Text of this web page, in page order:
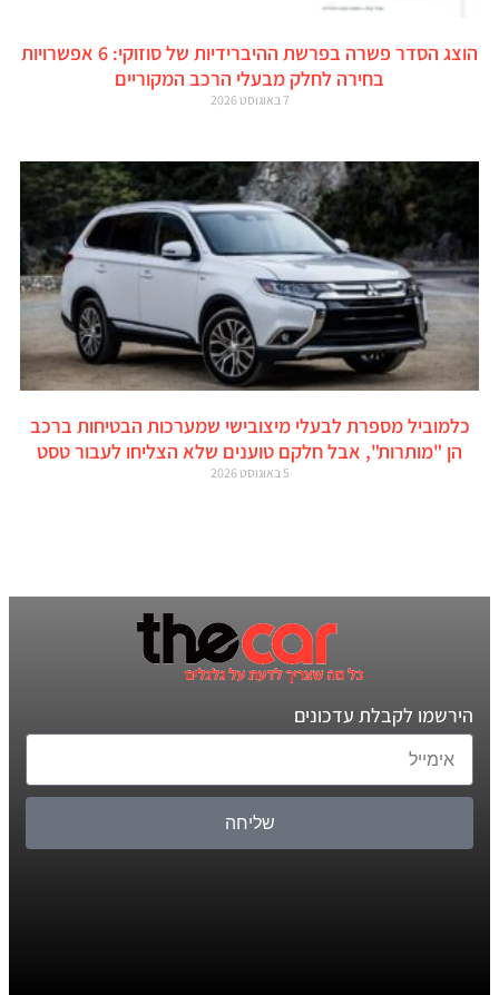
הוצג הסדר פשרה בפרשת ההיברידיות של סוזוקי: 6 אפשרויות
בחירה לחלק מבעלי הרכב המקוריים
7 באוגוסט 2026
כלמוביל מספרת לבעלי מיצובישי שמערכות הבטיחות ברכב
הן "מותרות", אבל חלקם טוענים שלא הצליחו לעבור טסט
5 באוגוסט 2026
הירשמו לקבלת עדכונים
שליחה